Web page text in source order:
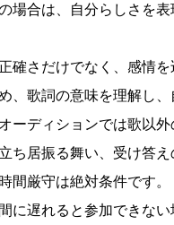
場合は、自分らしさを
確さだけでなく、感情
、歌詞の意味を理解し
ーディションでは歌以外
ち居振る舞い、受け答
間厳守は絶対条件です。
に遅れると参加できな